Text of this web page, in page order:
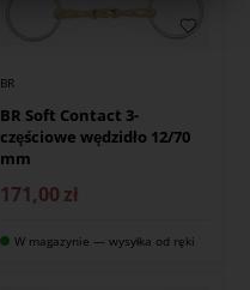
BR
BR Soft Contact 3-
częściowe wędzidło 12/70
mm
171,00 zł
W magazynie — wysyłka od ręki